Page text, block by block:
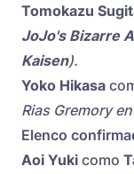
Tomokazu
JoJo's Bizarre
Kaisen).
Yoko Hikasa
Rias Gremory en
Elenco
Aoi Yuki como